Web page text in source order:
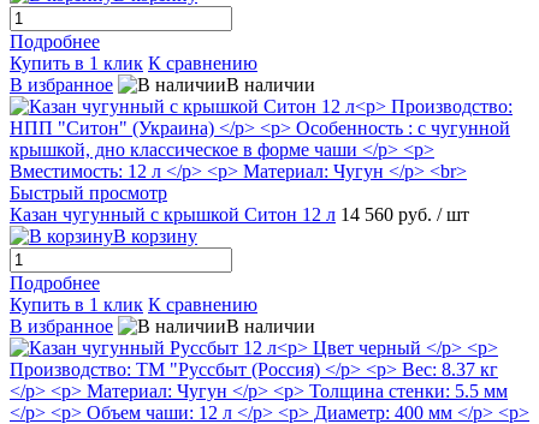
Подробнее
Купить в 1 клик К сравнению
В избранное
В наличии
Быстрый просмотр
Казан чугунный с крышкой Ситон 12 л 14 560 руб. / шт
В корзину
Подробнее
Купить в 1 клик К сравнению
В избранное
В наличии